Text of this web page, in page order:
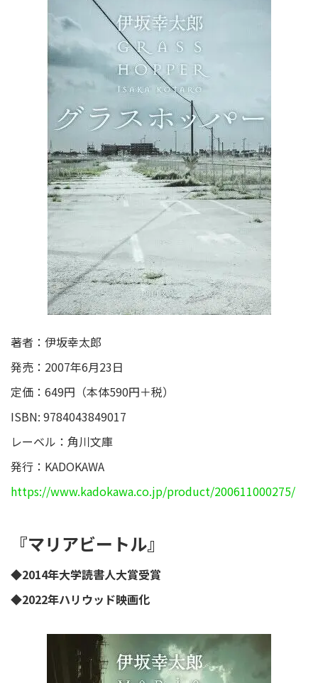
著者：伊坂幸太郎
発売：2007年6月23日
定価：649円（本体590円＋税）
ISBN: 9784043849017
レーベル：角川文庫
発行：KADOKAWA
https://www.kadokawa.co.jp/product/200611000275/
『マリアビートル』
◆2014年大学読書人大賞受賞
◆2022年ハリウッド映画化